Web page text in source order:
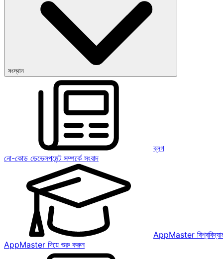
সংস্থান
ব্লগ
নো-কোড ডেভেলপমেন্ট সম্পর্কে সংবাদ
AppMaster
AppMaster দিয়ে শুরু করুন